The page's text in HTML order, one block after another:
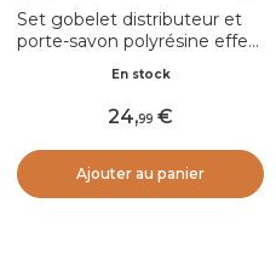
Set gobelet distributeur et
porte-savon polyrésine effet
En stock
24,99
Ajouter au panier